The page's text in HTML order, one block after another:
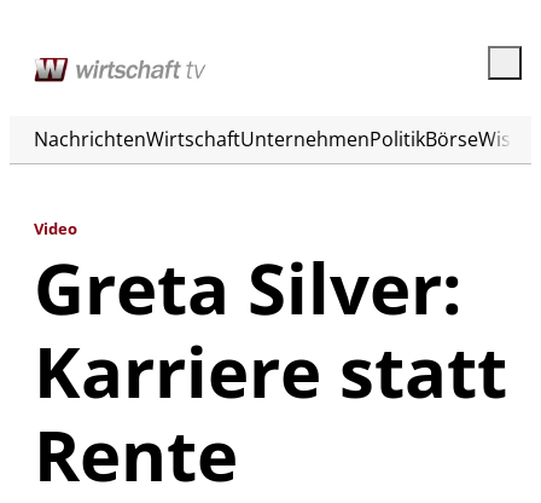
NachrichtenWirtschaftUnternehmenPolitikBörse
Video
Greta Silver:
Karriere statt
Rente